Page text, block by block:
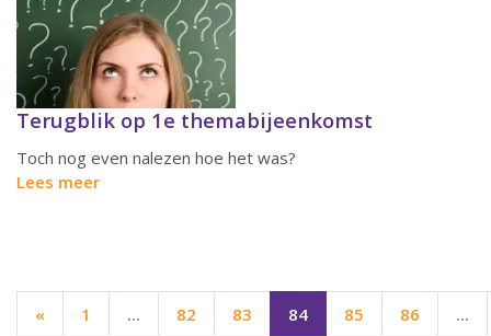
Terugblik op 1e themabijeenkomst
Toch nog even nalezen hoe het was?
Lees meer
« 1 ... 82 83 84 85 86 ...